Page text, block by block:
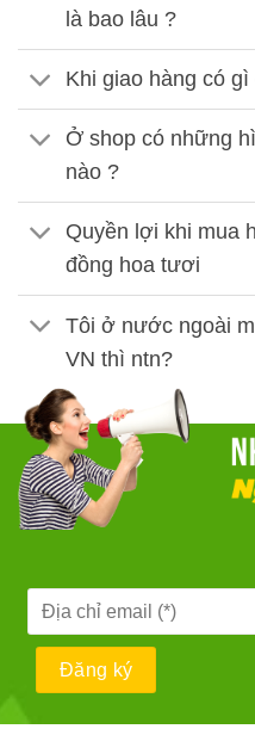
là bao lâu ?
Khi giao hàng có
Ở shop có những
nào ?
Quyền lợi khi mua
đồng hoa tươi
Tôi ở nước ngoài
VN thì ntn?